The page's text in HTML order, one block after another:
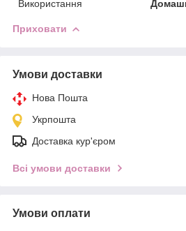
Використання
Приховати
Умови доставки
Нова Пошта
Укрпошта
Доставка кур'єром
Всі умови доставки
Умови оплати